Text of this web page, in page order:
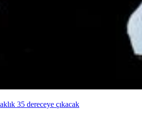
35 dereceye çıkacak